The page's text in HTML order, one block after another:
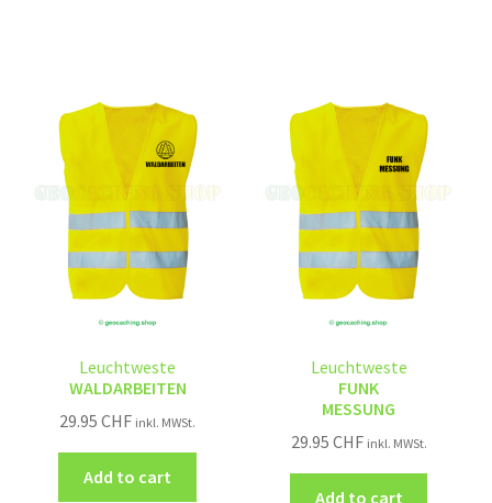
Leuchtweste
WALDARBEITEN
29.95CHF inkl. MWSt.
Add to cart
Leuchtweste
FUNK
MESSUNG
29.95 CHF inkl. MWSt.
Add to cart